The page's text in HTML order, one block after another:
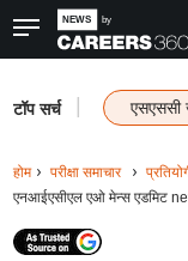
टॉप सर्च एसएससी
होम परीक्षा समाचार
एनआईएसीएल एओ मेन्स एडमिट